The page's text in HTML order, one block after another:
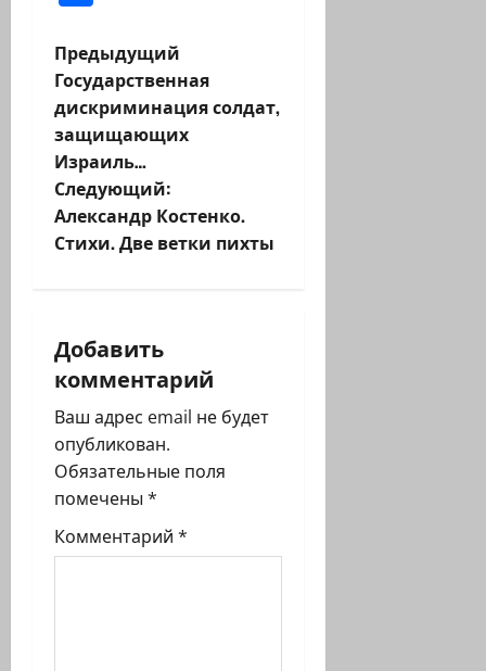
Н
а
в
и
г
ц
и
я
з
а
п
Предыдущий
Государственная
дискриминация солдат,
защищающих
Израиль…
Следующий:
Александр Костенко.
Стихи. Две ветки пихты
Добавить
комментарий
Ваш адрес email не будет
опубликован.
Обязательные поля
помечены *
Комментарий *